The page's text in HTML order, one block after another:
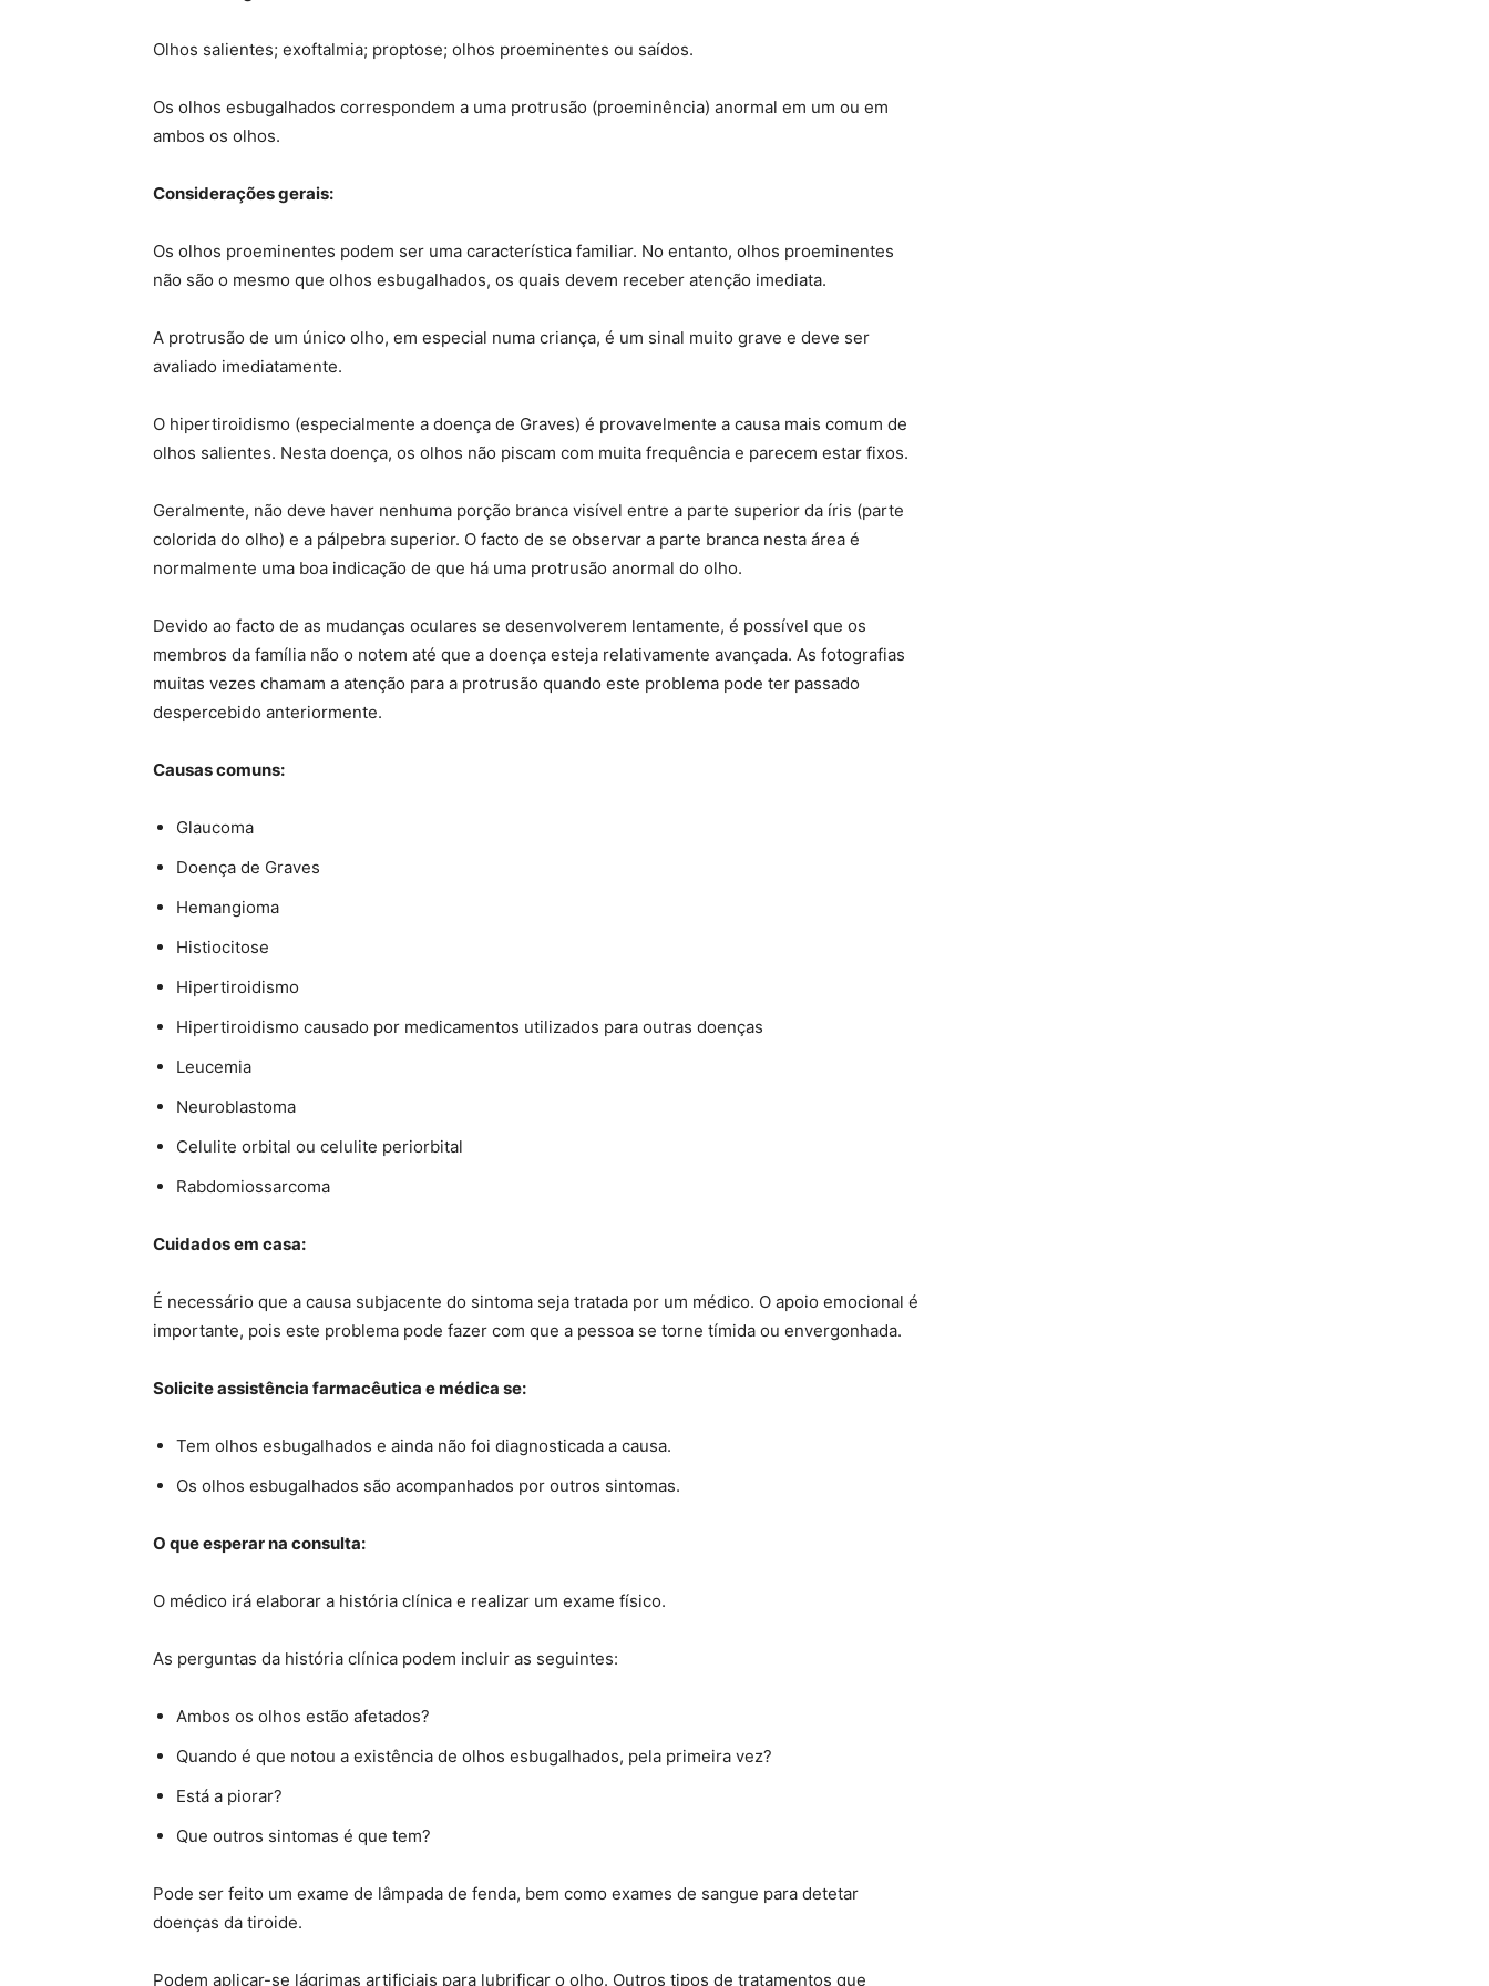
Olhos salientes; exoftalmia; proptose; olhos proeminentes ou saídos.
Os olhos esbugalhados correspondem a uma protrusão (proeminência) anormal em um ou em
ambos os olhos.
Considerações gerais:
Os olhos proeminentes podem ser uma característica familiar. No entanto, olhos proeminentes
não são o mesmo que olhos esbugalhados, os quais devem receber atenção imediata.
A protrusão de um único olho, em especial numa criança, é um sinal muito grave e deve ser
avaliado imediatamente.
O hipertiroidismo (especialmente a doença de Graves) é provavelmente a causa mais comum de
olhos salientes. Nesta doença, os olhos não piscam com muita frequência e parecem estar fixos.
Geralmente, não deve haver nenhuma porção branca visível entre a parte superior da íris (parte
colorida do olho) e a pálpebra superior. O facto de se observar a parte branca nesta área é
normalmente uma boa indicação de que há uma protrusão anormal do olho.
Devido ao facto de as mudanças oculares se desenvolverem lentamente, é possível que os
membros da família não o notem até que a doença esteja relativamente avançada. As fotografias
muitas vezes chamam a atenção para a protrusão quando este problema pode ter passado
despercebido anteriormente.
Causas comuns:
Glaucoma
Doença de Graves
Hemangioma
Histiocitose
Hipertiroidismo
Hipertiroidismo causado por medicamentos utilizados para outras doenças
Leucemia
Neuroblastoma
Celulite orbital ou celulite periorbital
Rabdomiossarcoma
Cuidados em casa:
É necessário que a causa subjacente do sintoma seja tratada por um médico. O apoio emocional é
importante, pois este problema pode fazer com que a pessoa se torne tímida ou envergonhada.
Solicite assistência farmacêutica e médica se:
Tem olhos esbugalhados e ainda não foi diagnosticada a causa.
Os olhos esbugalhados são acompanhados por outros sintomas.
O que esperar na consulta:
O médico irá elaborar a história clínica e realizar um exame físico.
As perguntas da história clínica podem incluir as seguintes:
Ambos os olhos estão afetados?
Quando é que notou a existência de olhos esbugalhados, pela primeira vez?
Está a piorar?
Que outros sintomas é que tem?
Pode ser feito um exame de lâmpada de fenda, bem como exames de sangue para detetar
doenças da tiroide.
Podem aplicar-se lágrimas artificiais para lubrificar o olho. Outros tipos de tratamentos que